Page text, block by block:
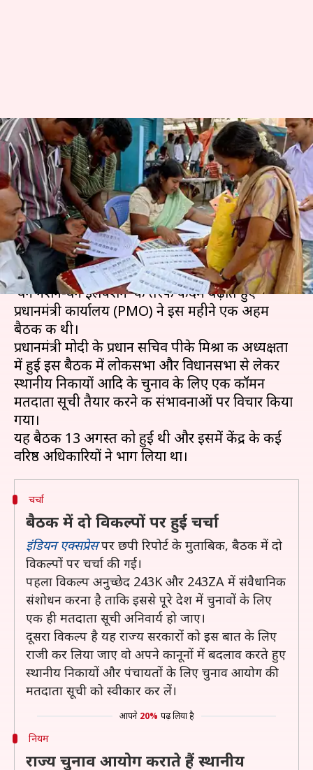
लोकसभा, विधानसभा और स्थानीय
निकाय चुनावों के लिए कॉमन
मतदाता सूची लाने की तैयारी में
सरकार
लेखन प्रमोद कुमार Aug 29, 2020 04:40 pm
क्या है खबर?
'वन नेशन-वन इलेक्शन' की तरफ कदम बढ़ाते हुए
प्रधानमंत्री कार्यालय (PMO) ने इस महीने एक अहम
बैठक की थी।
प्रधानमंत्री मोदी के प्रधान सचिव पीके मिश्रा की अध्यक्षता
में हुई इस बैठक में लोकसभा और विधानसभा से लेकर
स्थानीय निकायों आदि के चुनाव के लिए एक कॉमन
मतदाता सूची तैयार करने की संभावनाओं पर विचार किया
गया।
यह बैठक 13 अगस्त को हुई थी और इसमें केंद्र के कई
चर्चा
बैठक में दो विकल्पों पर हुई चर्चा
इंडियन एक्सप्रेसपर छपी रिपोर्ट के मुताबिक, बैठक में दो
विकल्पों पर चर्चा की गई।
पहला विकल्प अनुच्छेद 243K और 243ZA में संवैधानिक
संशोधन करना है ताकि इससे पूरे देश में चुनावों के लिए
एक ही मतदाता सूची अनिवार्य हो जाए।
दूसरा विकल्प है यह राज्य सरकारों को इस बात के लिए
राजी कर लिया जाए वो अपने कानूनों में बदलाव करते हुए
स्थानीय निकायों और पंचायतों के लिए चुनाव आयोग की
मतदाता सूची को स्वीकार कर लें।
आपने 20% पढ़ लिया है
नियम
राज्य चुनाव आयोग कराते हैं स्थानीय